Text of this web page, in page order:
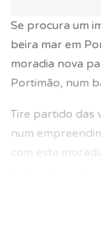
Se procura um
beira mar em
moradia nova
Portimão, num
Tire partido das
num
com esta
Fica situada às